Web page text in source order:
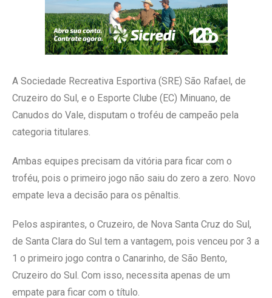
A Sociedade Recreativa Esportiva (SRE) São Rafael, de
Cruzeiro do Sul, e o Esporte Clube (EC) Minuano, de
Canudos do Vale, disputam o troféu de campeão pela
categoria titulares.
Ambas equipes precisam da vitória para ficar com o
troféu, pois o primeiro jogo não saiu do zero a zero. Novo
empate leva a decisão para os pênaltis.
Pelos aspirantes, o Cruzeiro, de Nova Santa Cruz do Sul,
de Santa Clara do Sul tem a vantagem, pois venceu por 3 a
1 o primeiro jogo contra o Canarinho, de São Bento,
Cruzeiro do Sul. Com isso, necessita apenas de um
empate para ficar com o título.